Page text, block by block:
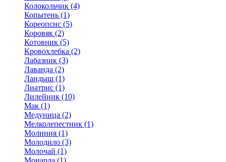
Колокольчик (4)
Копытень (1)
Кореопсис (5)
Коровяк (2)
Котовник (5)
Кровохлебка (2)
Лабазник (3)
Лаванда (2)
Ландыш (1)
Лиатрис (1)
Лилейник (10)
Мак (1)
Медуница (2)
Мелколепестник (1)
Молиния (1)
Молодило (3)
Молочай (1)
Монарда (1)